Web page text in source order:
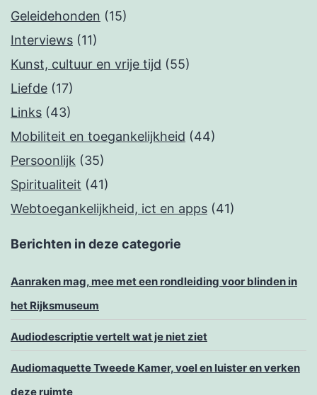
Geleidehonden (15)
Interviews (11)
Kunst, cultuur en vrije tijd (55)
Liefde (17)
Links (43)
Mobiliteit en toegankelijkheid (44)
Persoonlijk (35)
Spiritualiteit (41)
Webtoegankelijkheid, ict en apps (41)
Berichten in deze categorie
Aanraken mag, mee met een rondleiding voor blinden in
het Rijksmuseum
Audiodescriptie vertelt wat je niet ziet
Audiomaquette Tweede Kamer, voel en luister en verken
deze ruimte